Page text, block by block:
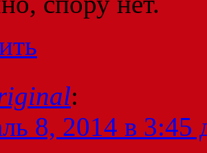
:
8, 2014 в 3:45